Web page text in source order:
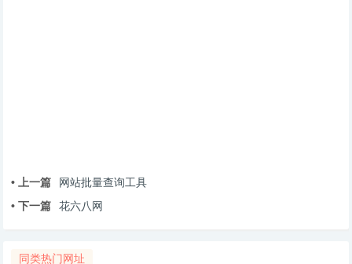
• 上一篇
网站批量查询工具
• 下一篇
花六八网
同类热门网址